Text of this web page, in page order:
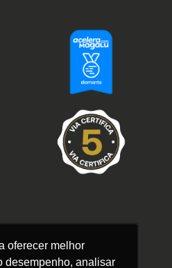
oferecer melhor
desempenho, analisar